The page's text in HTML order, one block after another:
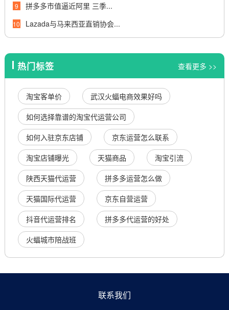
9 拼多多市值逼近阿里 三季...
10 Lazada与马来西亚直销协会...
热门标签 查看更多 >>
淘宝客单价
武汉火蝠电商效果好吗
如何选择靠谱的淘宝代运营公司
如何入驻京东店铺
京东运营怎么联系
淘宝店铺曝光
天猫商品
淘宝引流
陕西天猫代运营
拼多多运营怎么做
天猫国际代运营
京东自营运营
抖音代运营排名
拼多多代运营的好处
火蝠城市陪战班
联系我们